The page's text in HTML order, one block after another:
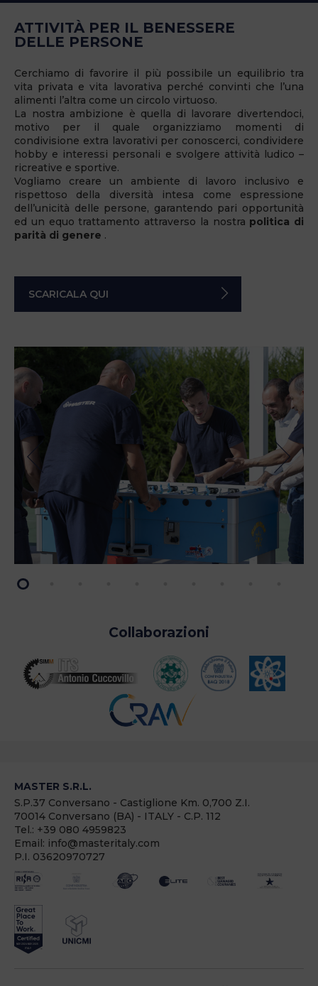
ATTIVITÀ PER IL BENESSERE
DELLE PERSONE
Cerchiamo di favorire il più possibile un equilibrio tra
vita privata e vita lavorativa perché convinti che l’una
alimenti l’altra come un circolo virtuoso.
La nostra ambizione è quella di lavorare divertendoci,
motivo per il quale organizziamo momenti di
condivisione extra lavorativi per conoscerci, condividere
hobby e interessi personali e svolgere attività ludico –
ricreative e sportive.
Vogliamo creare un ambiente di lavoro inclusivo e
rispettoso della diversità intesa come espressione
dell’unicità delle persone, garantendo pari opportunità
ed un equo trattamento attraverso la nostra politica di
parità di genere .
SCARICALA QUI
Collaborazioni
MASTER S.R.L.
S.P.37 Conversano - Castiglione Km. 0,700 Z.I.
70014 Conversano (BA) - ITALY - C.P. 112
Tel.: +39 080 4959823
Email: info@masteritaly.com
P.I. 03620970727